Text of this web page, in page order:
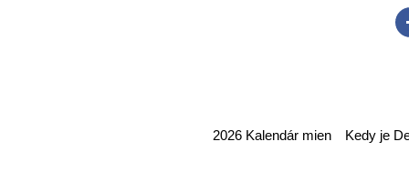
2026 Kalendár mien Kedy je